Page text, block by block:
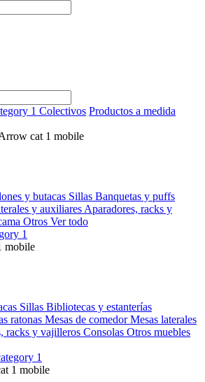
Colectivos Productos a medida
y butacas Sillas Banquetas y puffs
y auxiliares Aparadores, racks y
Otros Ver todo
Sillas Bibliotecas y estanterías
ratonas Mesas de comedorMesas laterales
racks y vajilleros Consolas Otros muebles